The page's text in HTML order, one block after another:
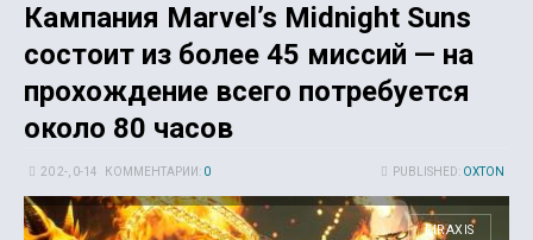
Кампания Marvel’s Midnight Suns
состоит из более 45 миссий — на
прохождение всего потребуется
около 80 часов
PUBLISHED: OXTON
20 2-, 0-14 КОММЕНТАРИИ: 0
FIRAXIS